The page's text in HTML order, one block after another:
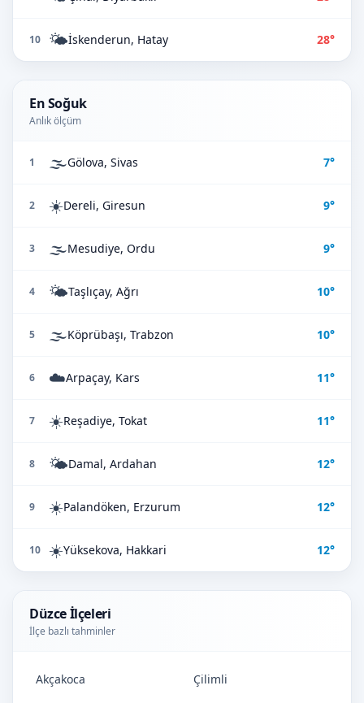
10 🌤️İskenderun, Hatay 28°
En Soğuk
Anlık ölçüm
1 🌫️Gölova, Sivas 7°
2 ☀️Dereli, Giresun 9°
3 🌫️Mesudiye, Ordu 9°
4 🌤️Taşlıçay, Ağrı 10°
5 🌫️Köprübaşı, Trabzon 10°
6 ☁️Arpaçay, Kars 11°
7 ☀️Reşadiye, Tokat 11°
8 🌤️Damal, Ardahan 12°
9 ☀️Palandöken, Erzurum 12°
10 ☀️Yüksekova, Hakkari 12°
Düzce İlçeleri
İlçe bazlı tahminler
Akçakoca Çilimli